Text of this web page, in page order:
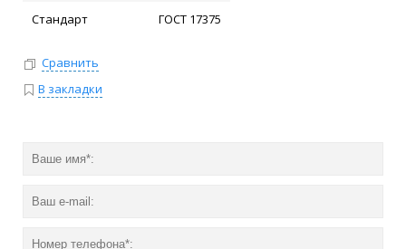
Стандарт ГОСТ 17375
Сравнить
В закладки